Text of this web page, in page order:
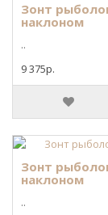
Зонт
наклоном
..
9 375р.
Зонт
наклоном
..